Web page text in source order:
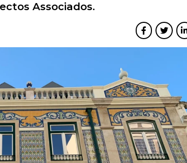
Associados.